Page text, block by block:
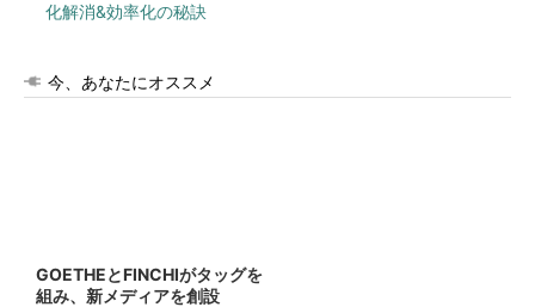
化解消&効率化の秘訣
今、あなたにオススメ
GOETHEとFINCHIがタッグを
組み、新メディアを創設